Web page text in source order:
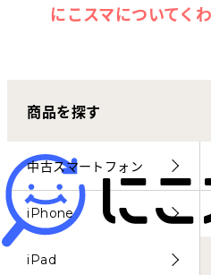
お客さまの声
にこスマ通信
マイページ
にこスマについてく
商品を探す
中古スマートフォン
iPhone
iPad